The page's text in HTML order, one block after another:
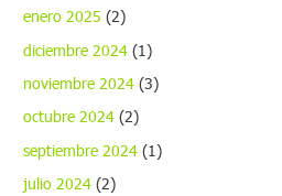
enero 2025 (2)
diciembre 2024 (1)
noviembre 2024 (3)
octubre 2024 (2)
septiembre 2024 (1)
julio 2024 (2)